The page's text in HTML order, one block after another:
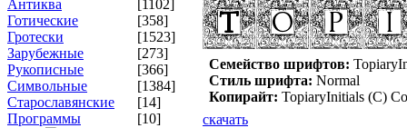
Антиква
[1102]
Готические
[358]
Гротески
[1523]
Зарубежные
[273]
Рукописные
[366]
Символьные
[1384]
Старославянские
[14]
Программы
[10]
Семейство шрифтов:
Стиль шрифта: Normal
Копирайт: TopiaryInitials (C)
скачать